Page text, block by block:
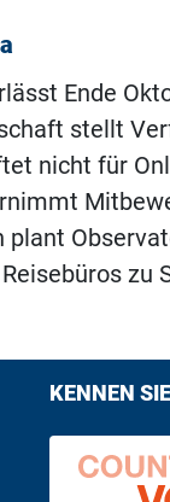
Ende
stellt
nicht für
plant
zu
KENNEN